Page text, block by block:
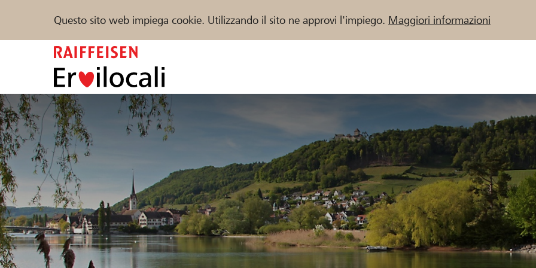
Questo sito web impiega cookie. Utilizzando il sito ne approvi l'impiego. Maggiori informazioni
Sostenere Aiuto & supporto
Trova progetti e organizzazioni
DE FR IT